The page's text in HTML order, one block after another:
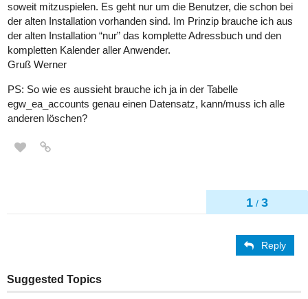
1 / 3
soweit mitzuspielen. Es geht nur um die Benutzer, die schon bei
der alten Installation vorhanden sind. Im Prinzip brauche ich aus
der alten Installation “nur” das komplette Adressbuch und den
kompletten Kalender aller Anwender.
Gruß Werner
PS: So wie es aussieht brauche ich ja in der Tabelle
egw_ea_accounts genau einen Datensatz, kann/muss ich alle
anderen löschen?
Reply
Suggested Topics